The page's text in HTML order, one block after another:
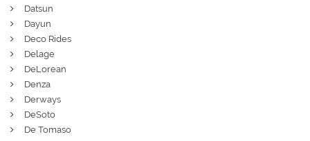
Datsun
Dayun
Deco Rides
Delage
DeLorean
Denza
Derways
DeSoto
De Tomaso